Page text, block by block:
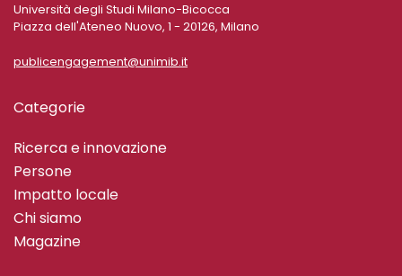
Università degli Studi Milano-Bicocca
Piazza dell'Ateneo Nuovo, 1 - 20126, Milano
publicengagement@unimib.it
Categorie
Ricerca e innovazione
Persone
Impatto locale
Chi siamo
Magazine